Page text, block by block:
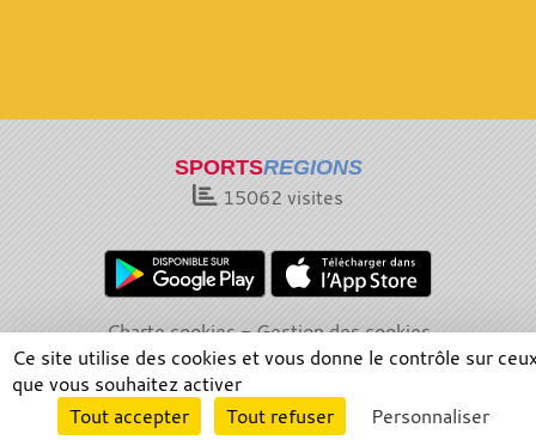
SPORTSREGIONS
15062 visites
Charte cookies
Gestion des cookies
Informations légales
Signaler un contenu inapproprié
Envie de participer ? Connexion
Ce site utilise des cookies et vous donne le contrôle sur
que vous souhaitez activer
Tout accepter
Tout refuser Personnaliser